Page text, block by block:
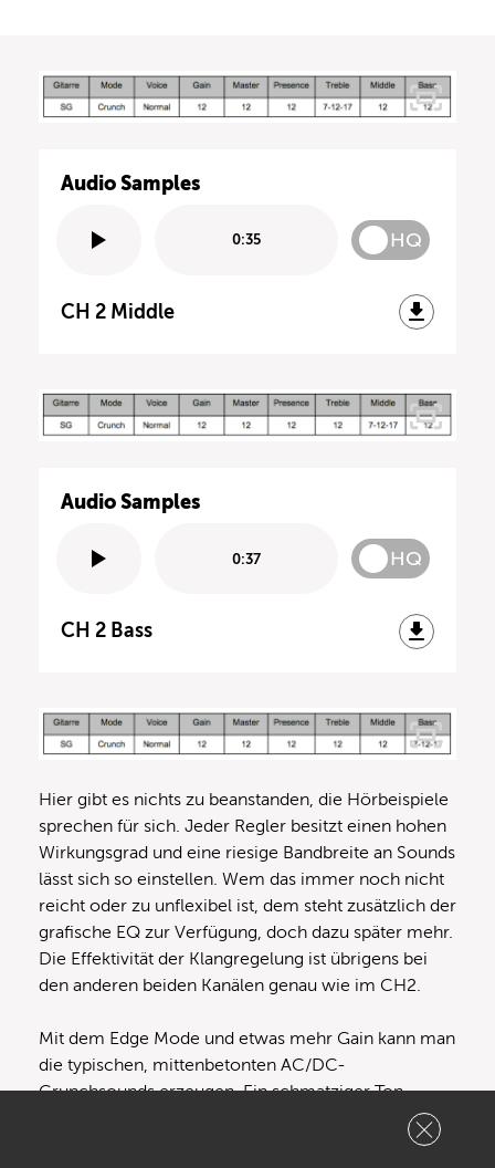
Audio Samples
0:35 HQ
CH 2 Middle
Audio Samples
0:37 HQ
CH 2 Bass
Hier gibt es nichts zu beanstanden, die Hörbeispiele
sprechen für sich. Jeder Regler besitzt einen hohen
Wirkungsgrad und eine riesige Bandbreite an Sounds
lässt sich so einstellen. Wem das immer noch nicht
reicht oder zu unflexibel ist, dem steht zusätzlich der
grafische EQ zur Verfügung, doch dazu später mehr.
Die Effektivität der Klangregelung ist übrigens bei
den anderen beiden Kanälen genau wie im CH2.
Mit dem Edge Mode und etwas mehr Gain kann man
die typischen, mittenbetonten AC/DC-
Crunchsounds erzeugen. Ein schmatziger Ton,
dessen Zerrverhalten sehr gut über den Anschlag an